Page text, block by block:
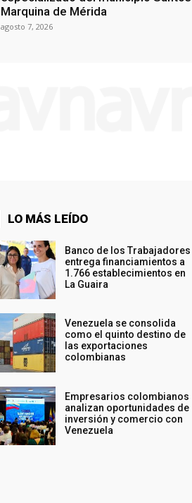
Marquina de Mérida
agosto 7, 2026
LO MÁS LEÍDO
Banco de los Trabajadores
entrega financiamientos a
1.766 establecimientos en
La Guaira
Venezuela se consolida
como el quinto destino de
las exportaciones
colombianas
Empresarios colombianos
analizan oportunidades de
inversión y comercio con
Venezuela